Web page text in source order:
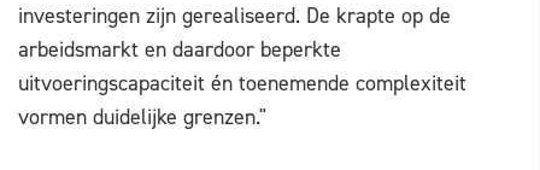
investeringen zijn gerealiseerd. De krapte op de
arbeidsmarkt en daardoor beperkte
uitvoeringscapaciteit én toenemende complexiteit
vormen duidelijke grenzen."